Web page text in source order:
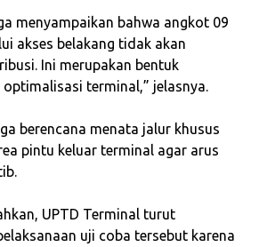
menyampaikan bahwa angkot 09
akses belakang tidak akan
Ini merupakan bentuk
terminal,” jelasnya.
berencana menata jalur khusus
pintu keluar terminal agar arus
UPTD Terminal turut
uji coba tersebut karena